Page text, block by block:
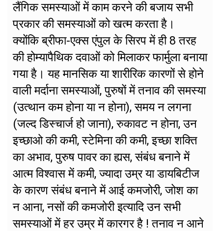
लैंगिक समस्याओं में काम करने की बजाय सभी
प्रकार की समस्याओं को खत्म करता है।
क्योंकि ब्रीफा-एक्स एंपुल के सिरप में ही 8 तरह
की होम्यापैथिक दवाओं को मिलाकर फार्मुला बनाया
गया है। यह मानसिक या शारीरिक कारणों से होने
वाली मर्दाना समस्याओं, पुरुषों में तनाव की समस्या
(उत्थान कम होना या न होना), समय न लगना
(जल्द डिस्चार्ज हो जाना), रुकावट न होना, उन
इच्छाओ की कमी, स्टेमिना की कमी, इच्छा शक्ति
का अभाव, पुरुष पावर का ह्यस, संबंध बनाने में
आत्म विश्वास में कमी, ज्यादा उम्र या डायबिटीज
के कारण संबंध बनाने में आई कमजोरी, जोश का
न आना, नसों की कमजोरी इत्यादि उन सभी
समस्याओं में हर उम्र में कारगर है ! तनाव न आने